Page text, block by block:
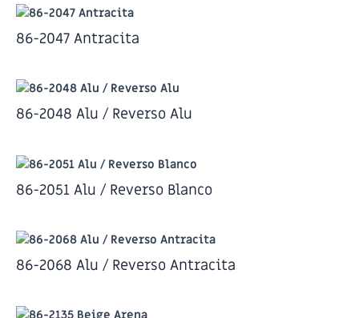
86-2047 Antracita
86-2048 Alu / Reverso Alu
86-2051 Alu / Reverso Blanco
86-2068 Alu / Reverso Antracita